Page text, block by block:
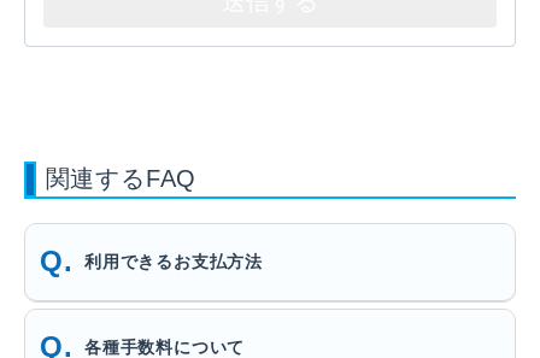
関連するFAQ
利用できるお支払方法
各種手数料について